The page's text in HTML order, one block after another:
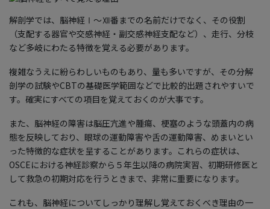
解剖学では、脳神経Ⅰ〜Ⅻ番までの名前だけでなく、その役割
（支配する器官や交感神経・副交感神経支配など）、走行、分枝
など多岐にわたる特徴を覚える必要があります。
複雑なうえに紛らわしいものもあり、量も多いですが、その分解
剖学の試験やCBTの基礎医学範囲などで比較的出題されやすいで
す。確実にすべての項目を覚えておくのが大事です。
また、脳神経の障害は脳圧亢進や腫瘍、梗塞のような頭蓋内の病
態を反映しており、眼球の運動障害や舌の運動障害、めまいとい
った特徴的な症状を呈することがあります。これらの症状は、
OSCEにおける神経診察から５年生以降の病院実習、初期研修医と
して救急の初期対応を行うときまで、非常に重要になります。
これも、脳神経についてしっかり理解し覚えておくべき理由の一